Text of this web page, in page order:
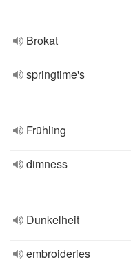
Brokat
springtime's
Frühling
dimness
Dunkelheit
embroideries